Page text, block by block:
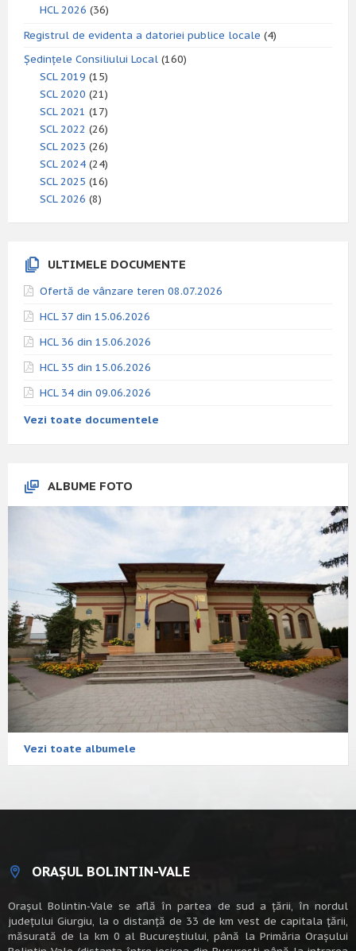
HCL 2026 (36)
Registrul de evidenta a datoriei publice locale (4)
Ședințele Consiliului Local (160)
SCL 2019 (15)
SCL 2020 (21)
SCL 2021 (17)
SCL 2022 (26)
SCL 2023 (26)
SCL 2024 (24)
SCL 2025 (16)
SCL 2026 (8)
ULTIMELE DOCUMENTE
Ofertă de vânzare teren 08.07.2026
HCL 37 din 15.06.2026
HCL 36 din 15.06.2026
HCL 35 din 15.06.2026
HCL 34 din 09.06.2026
Vezi toate documentele
ALBUME FOTO
Vezi toate albumele
ORAȘUL BOLINTIN-VALE
Oraşul Bolintin-Vale se află în partea de sud a ţării, în nordul
judeţului Giurgiu, la o distanţă de 33 de km vest de capitala țării,
măsurată de la km 0 al Bucureștiului, până la Primăria Orașului